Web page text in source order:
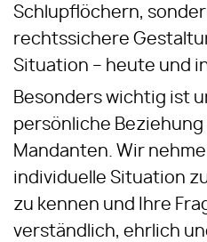
Schlupflöchern,
rechtssichere
Situation – heute und
Besonders wichtig ist
persönliche
Mandanten. Wir
individuelle Situation
zu kennen und Ihre
verständlich, ehrlich